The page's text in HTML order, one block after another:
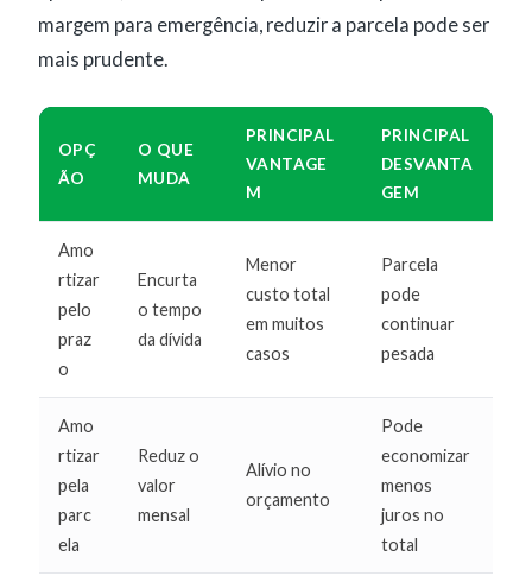
margem para emergência, reduzir a parcela pode ser
mais prudente.
OPÇ
ÃO
O QUE
MUDA
PRINCIPAL
VANTAGE
M
PRINCIPAL
DESVANTA
GEM
Amo
rtizar
pelo
praz
o
Encurta
o tempo
da dívida
Menor
custo total
em muitos
casos
Parcela
pode
continuar
pesada
Amo
rtizar
pela
parc
ela
Reduz o
valor
mensal
Alívio no
orçamento
Pode
economizar
menos
juros no
total